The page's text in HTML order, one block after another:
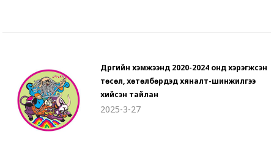
Дүүргийн хэмжээнд 2020-2024 онд хэрэгжсэн
төсөл, хөтөлбөрүүдэд хяналт-шинжилгээ
хийсэн тайлан
2025-3-27